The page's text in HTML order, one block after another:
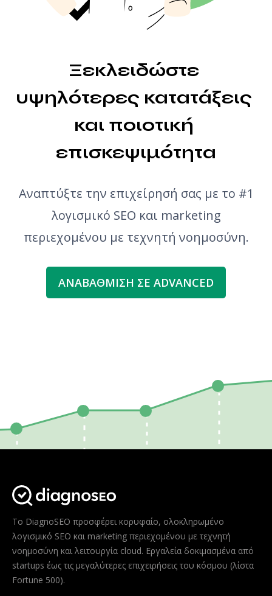
Ξεκλειδώστε
υψηλότερες κατατάξεις
και ποιοτική
επισκεψιμότητα
Αναπτύξτε την επιχείρησή σας με το #1
λογισμικό SEO και marketing
περιεχομένου με τεχνητή νοημοσύνη.
ΑΝΑΒΆΘΜΙΣΗ ΣΕ ADVANCED
Το DiagnoSEO προσφέρει κορυφαίο, ολοκληρωμένο
λογισμικό SEO και marketing περιεχομένου με τεχνητή
νοημοσύνη και λειτουργία cloud. Εργαλεία δοκιμασμένα από
startups έως τις μεγαλύτερες επιχειρήσεις του κόσμου (λίστα
Fortune 500).